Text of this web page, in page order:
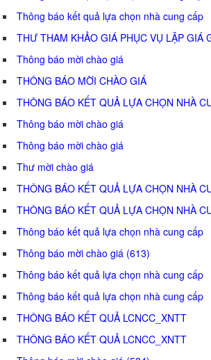
Thông báo kết quả lựa chọn nhà cung cấp
THƯ THAM KHẢO GIÁ PHỤC VỤ LẬP GIÁ
Thông báo mời chào giá
THÔNG BÁO MỜI CHÀO GIÁ
THÔNG BÁO KẾT QUẢ LỰA CHỌN NHÀ
Thông báo mời chào giá
Thông báo mời chào giá
Thư mời chào giá
THÔNG BÁO KẾT QUẢ LỰA CHỌN NHÀ
THÔNG BÁO KẾT QUẢ LỰA CHỌN NHÀ
Thông báo kết quả lựa chọn nhà cung cấp
Thông báo mời chào giá (613)
Thông báo kết quả lựa chọn nhà cung cấp
Thông báo kết quả lựa chọn nhà cung cấp
THÔNG BÁO KẾT QUẢ LCNCC_XNTT
THÔNG BÁO KẾT QUẢ LCNCC_XNTT